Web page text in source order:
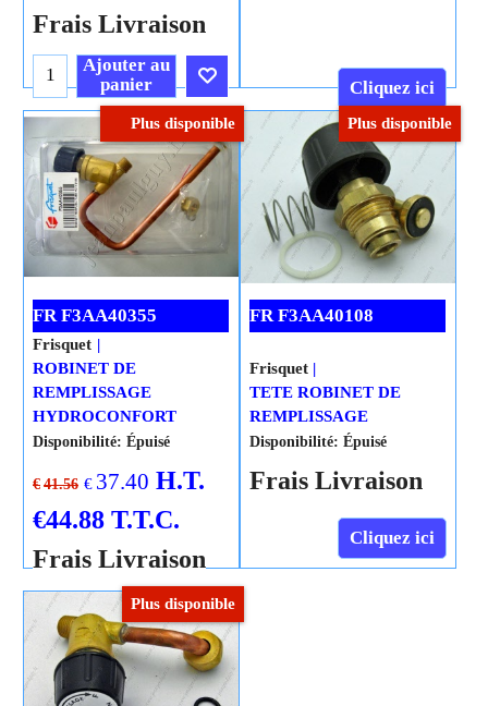
Frais Livraison
Ajouter au
panier
Cliquez ici
Cliquez ici
Plus disponible
FR F3AA40355
€ 41.56 € 37.40 H.T.
€44.88 T.T.C.
Frais Livraison
Frisquet
ROBINET DE
REMPLISSAGE
HYDROCONFORT
Disponibilité: Épuisé
Cliquez ici
Plus disponible
FR F3AA40108
Frais Livraison
Frisquet
TETE ROBINET DE
REMPLISSAGE
Disponibilité: Épuisé
Cliquez ici
Plus disponible